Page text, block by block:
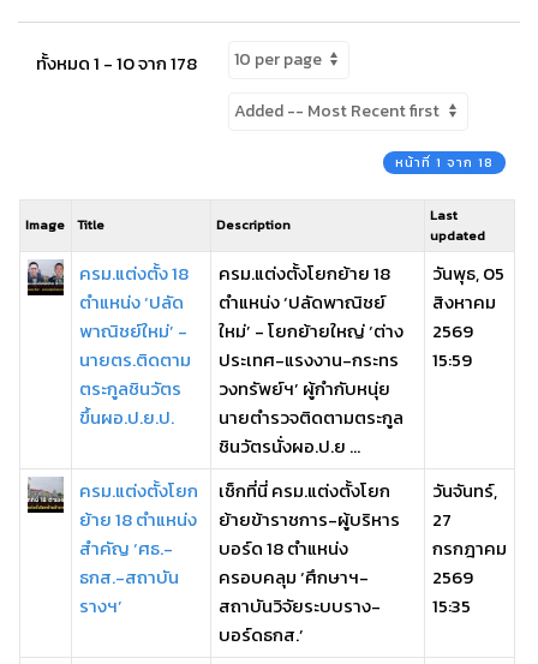
ทั้งหมด 1 - 10 จาก 178
หน้าที่ 1 จาก 18
Image Title Description
Last
updated
ครม.แต่งตั้ง 18
ตำแหน่ง ‘ปลัด
พาณิชย์ใหม่’ -
นายตร.ติดตาม
ตระกูลชินวัตร
ขึ้นผอ.ป.ย.ป.
ครม.แต่งตั้งโยกย้าย 18
ตำแหน่ง ‘ปลัดพาณิชย์
ใหม่’ - โยกย้ายใหญ่ ‘ต่าง
ประเทศ-แรงงาน-กระทร
วงทรัพย์ฯ’ ผู้กำกับหนุ่ย
นายตำรวจติดตามตระกูล
ชินวัตรนั่งผอ.ป.ย ...
วันพุธ, 05
สิงหาคม
2569
15:59
ครม.แต่งตั้งโยก
ย้าย 18 ตำแหน่ง
สำคัญ ‘ศธ.-
ธกส.-สถาบัน
รางฯ’
เช็กที่นี่ ครม.แต่งตั้งโยก
ย้ายข้าราชการ-ผู้บริหาร
บอร์ด 18 ตำแหน่ง
ครอบคลุม ‘ศึกษาฯ-
สถาบันวิจัยระบบราง-
บอร์ดธกส.’
วันจันทร์,
27
กรกฎาคม
2569
15:35